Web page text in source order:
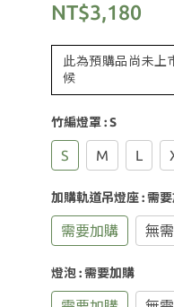
NT$3,180
此為預購品尚未上
候
竹編燈罩 : S
S M L
加購軌道吊燈座: 需
需要加購 無
燈泡: 需要加購